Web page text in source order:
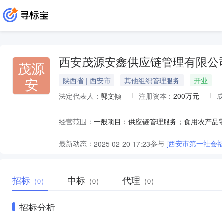
茂源
安
西安茂源安鑫供应链管理有限公
陕西省 | 西安市 其他组织管理服务
开业
法定代表人： 郭文倾 注册资本： 200万元
经营范围：
最新动态： 2025-02-20 17:23参与 [西安市第一社会
招标 （0） 中标 （0） 代理 （0）
招标分析